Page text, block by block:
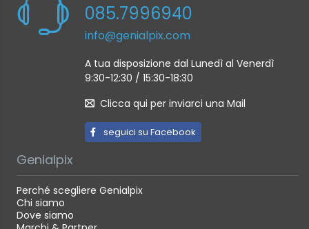
085.7996940
info@genialpix.com
A tua disposizione dal Lunedì al Venerdì
9:30-12:30 / 15:30-18:30
Clicca qui per inviarci una Mail
seguici su Facebook
Genialpix
Perché scegliere Genialpix
Chi siamo
Dove siamo